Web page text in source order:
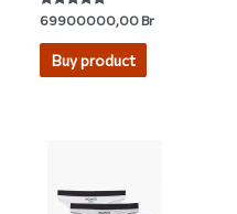
Rated
5.00
out of 5
69900000,00Br
Buy product